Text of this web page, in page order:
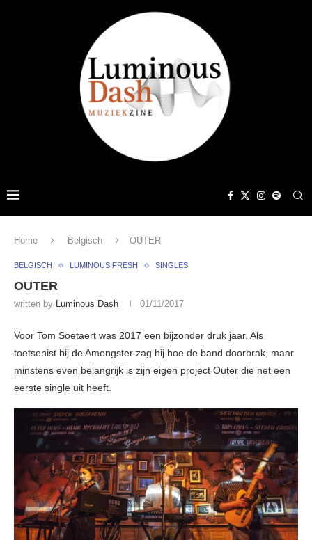
Home Belgisch OUTER
BELGISCH LUMINOUS FRESH SINGLES
OUTER
written by Luminous Dash 01/11/2017
Voor Tom Soetaert was 2017 een bijzonder druk jaar. Als
toetsenist bij de Amongster zag hij hoe de band doorbrak, maar
minstens even belangrijk is zijn eigen project Outer die net een
eerste single uit heeft.